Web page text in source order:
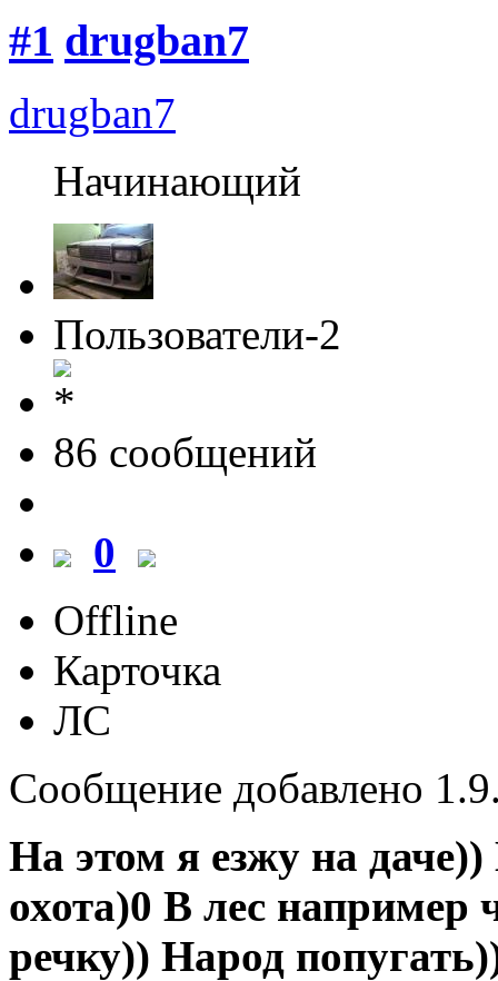
#1 drugban7
drugban7
Начинающий
Пользователи-2
86 cообщений
0
Offline
Карточка
ЛС
Сообщение добавлено
На этом я езжу на даче))
охота)0 В лес например
речку)) Народ